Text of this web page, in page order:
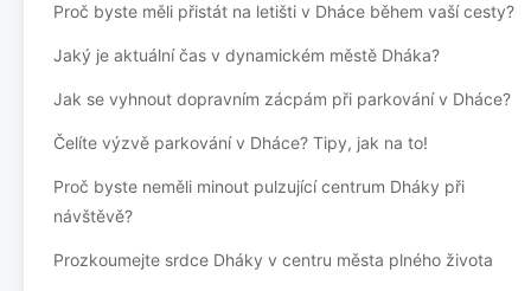
Proč byste měli přistát na letišti v Dháce během vaší cesty?
Jaký je aktuální čas v dynamickém městě Dháka?
Jak se vyhnout dopravním zácpám při parkování v Dháce?
Čelíte výzvě parkování v Dháce? Tipy, jak na to!
Proč byste neměli minout pulzující centrum Dháky při
návštěvě?
Prozkoumejte srdce Dháky v centru města plného života